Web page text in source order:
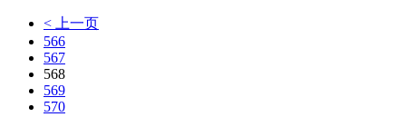
< 上一页
566
567
568
569
570